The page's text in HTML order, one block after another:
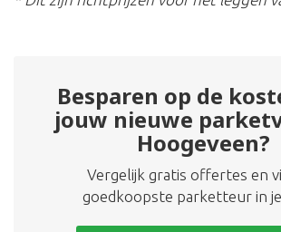
Besparen op de
jouw nieuwe
Hoogeveen?
Vergelijk gratis offertes en
goedkoopste parketteur in